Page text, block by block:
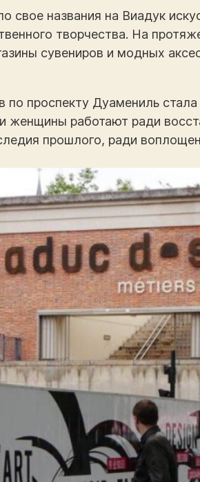
названия на Виадук
творчества. На
сувениров и модных
по проспекту Дуамениль
женщины работают ради
прошлого, ради